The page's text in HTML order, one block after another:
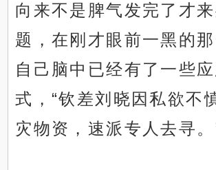
向来不是脾气发完了才
题，在刚才眼前一黑的那
自己脑中已经有了一些
式，“钦差刘晓因私欲不
灾物资，速派专人去寻。